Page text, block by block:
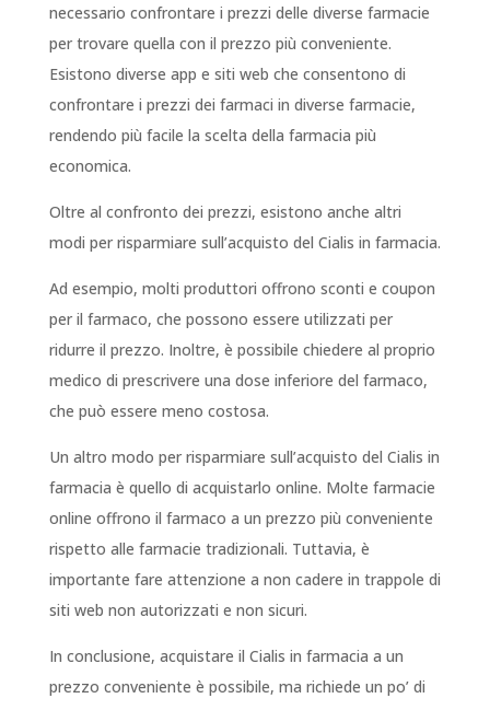
necessario confrontare i prezzi delle diverse farmacie
per trovare quella con il prezzo più conveniente.
Esistono diverse app e siti web che consentono di
confrontare i prezzi dei farmaci in diverse farmacie,
rendendo più facile la scelta della farmacia più
economica.
Oltre al confronto dei prezzi, esistono anche altri
modi per risparmiare sull’acquisto del Cialis in farmacia.
Ad esempio, molti produttori offrono sconti e coupon
per il farmaco, che possono essere utilizzati per
ridurre il prezzo. Inoltre, è possibile chiedere al proprio
medico di prescrivere una dose inferiore del farmaco,
che può essere meno costosa.
Un altro modo per risparmiare sull’acquisto del Cialis in
farmacia è quello di acquistarlo online. Molte farmacie
online offrono il farmaco a un prezzo più conveniente
rispetto alle farmacie tradizionali. Tuttavia, è
importante fare attenzione a non cadere in trappole di
siti web non autorizzati e non sicuri.
In conclusione, acquistare il Cialis in farmacia a un
prezzo conveniente è possibile, ma richiede un po’ di